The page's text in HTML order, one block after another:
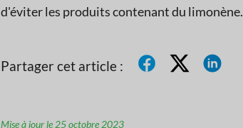
d'éviter les produits contenant du limonène.
Partager cet article :
Mise à jour le 25 octobre 2023